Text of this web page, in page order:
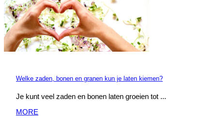
Welke zaden, bonen en granen kun je laten kiemen?
Je kunt veel zaden en bonen laten groeien tot ...
MORE